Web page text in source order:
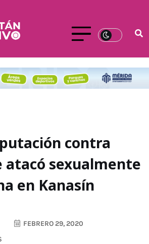
contra
atacó sexualmente
en Kanasín
FEBRERO 29, 2020